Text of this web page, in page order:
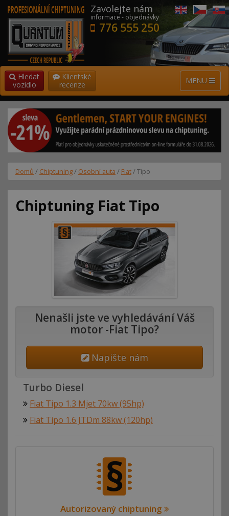
Zavolejte nám
informace - objednávky
776 555 250
MENU
Hledat
vozidlo
Klientské
recenze
Domů / Chiptuning/ Osobní auta / Fiat/ Tipo
Chiptuning Fiat Tipo
Nenašli jste ve vyhledávání Váš
motor -Fiat Tipo?
Napište nám
Turbo Diesel
Fiat Tipo 1.3 Mjet 70kw (95hp)
Fiat Tipo 1.6 JTDm 88kw (120hp)
Autorizovaný chiptuning